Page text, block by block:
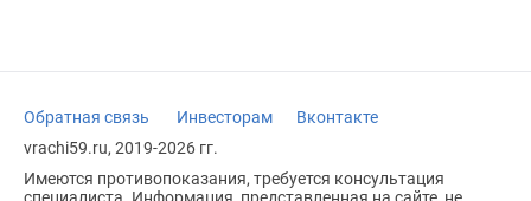
Обратная связь Инвесторам
Вконтакте
vrachi59.ru, 2019-2026 гг.
Имеются противопоказания, требуется консультация